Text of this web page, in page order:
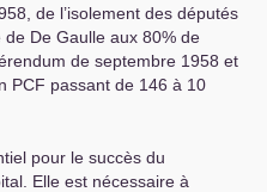
de l’isolement des députés
de De Gaulle aux 80% de
de septembre 1958 et
PCF passant de 146 à 10
pour le succès du
Elle est nécessaire à